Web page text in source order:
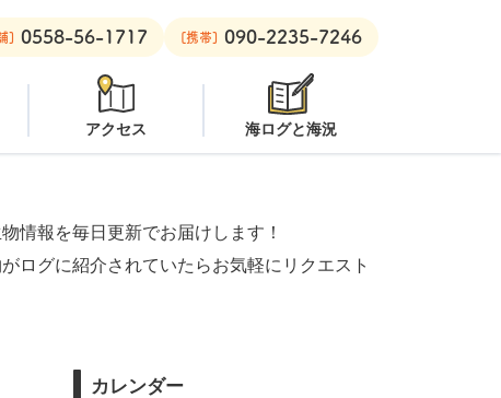
安良里ボート： 潜水注意
] 0558-56-1717 [携帯] 090-2235-7246
アクセス 海ログと海況
情報を毎日更新でお届けします！
ログに紹介されていたらお気軽にリクエスト
カレンダー